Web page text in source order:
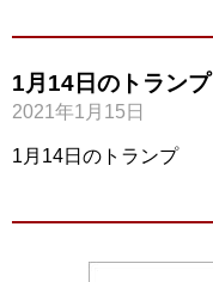
1月14日のトランプ
2021年1月15日
1月14日のトランプ